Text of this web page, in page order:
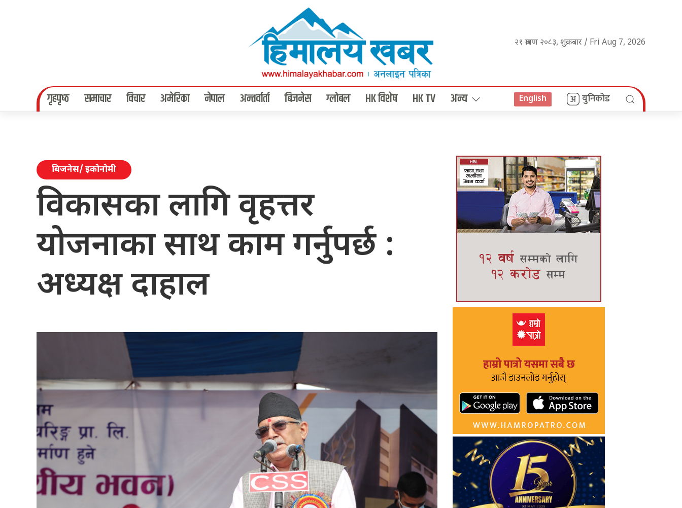
२१ श्रावण २०८३, शुक्रबार / Fri Aug 7, 2026
गृहपृष्‍ठ समाचार विचार अमेरिका नेपाल अन्तर्वार्ता बिजनेस ग्लोबल HK विशेष HK TV अन्य English युनिकोड
बिजनेस/ इकोनोमी
विकासका लागि वृहत्तर
योजनाका साथ काम गर्नुपर्छ :
अध्यक्ष दाहाल